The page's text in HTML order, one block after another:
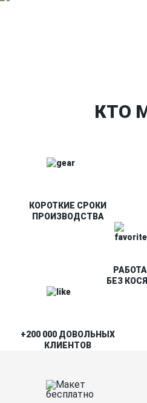
КТО
КОРОТКИЕ СРОКИ
ПРОИЗВОДСТВА
БЕЗ
+200 000 ДОВОЛЬНЫХ
КЛИЕНТОВ